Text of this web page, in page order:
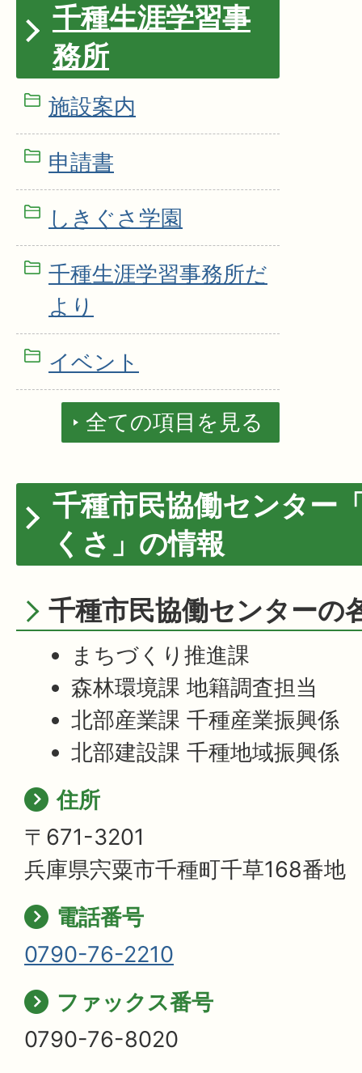
千種生涯学習事
務所
施設案内
申請書
しきぐさ学園
千種生涯学習事務所だ
より
イベント
全ての項目を見る
千種市民協働センター
くさ」の情報
千種市民協働センターの
まちづくり推進課
森林環境課 地籍調査担当
北部産業課 千種産業振興係
北部建設課 千種地域振興係
住所
〒671-3201
兵庫県宍粟市千種町千草168番地
電話番号
0790-76-2210
ファックス番号
0790-76-8020